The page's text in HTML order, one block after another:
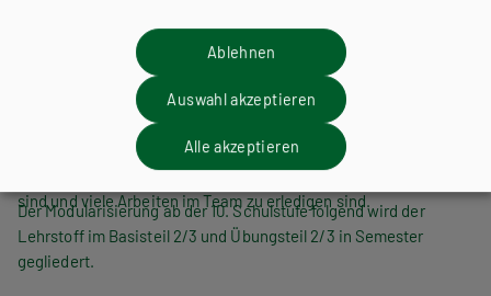
Kompetenzbereiche und die detaillierten Deskriptoren
angegeben, die geübten Kompetenzen werden in
abschließenden Kompetenztests überprüft.
Bei der Bearbeitung der Reihe für BMS wurde auf die
zunehmend heterogene Schüler/innengeneration insofern
Rücksicht genommen, als die Aufgabenstellungen trotz hoher
Anforderungen bezüglich der Kompetenzen nicht zu schwierig
sind und viele Arbeiten im Team zu erledigen sind.
Der Modularisierung ab der 10. Schulstufe folgend wird der
Lehrstoff im Basisteil 2/3 und Übungsteil 2/3 in Semester
gegliedert.
Ablehnen
Auswahl akzeptieren
Alle akzeptieren